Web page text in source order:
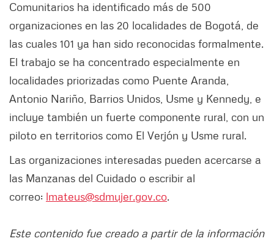
Comunitarios ha identificado más de 500
organizaciones en las 20 localidades de Bogotá, de
las cuales 101 ya han sido reconocidas formalmente.
El trabajo se ha concentrado especialmente en
localidades priorizadas como Puente Aranda,
Antonio Nariño, Barrios Unidos, Usme y Kennedy, e
incluye también un fuerte componente rural, con un
piloto en territorios como El Verjón y Usme rural.
Las organizaciones interesadas pueden acercarse a
las Manzanas del Cuidado o escribir al
correo: lmateus@sdmujer.gov.co.
Este contenido fue creado a partir de la información